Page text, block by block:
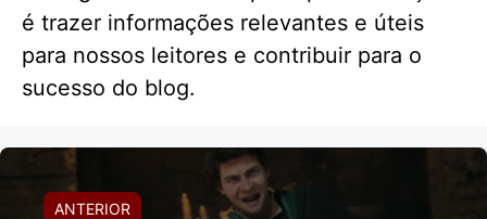
é trazer informações relevantes e úteis
para nossos leitores e contribuir para o
sucesso do blog.
ANTERIOR